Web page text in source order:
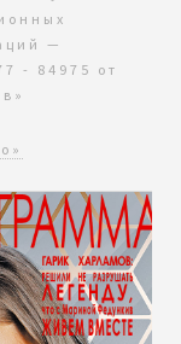
—
- 84975 от